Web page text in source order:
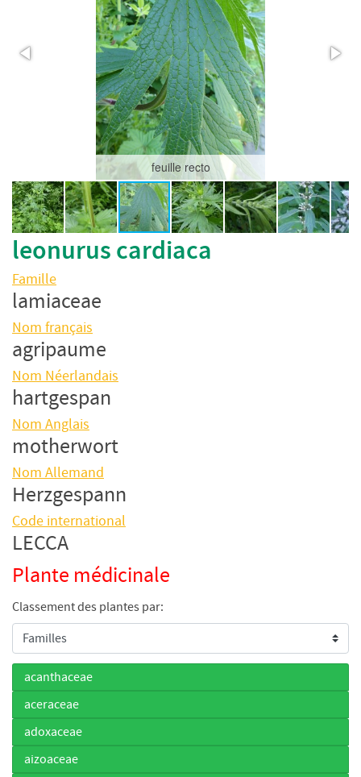
Classement des plantes par:
acanthaceae
aceraceae
adoxaceae
aizoaceae
feuille recto
leonurus cardiaca
Famille
lamiaceae
Nom français
agripaume
Nom Néerlandais
hartgespan
Nom Anglais
motherwort
Nom Allemand
Herzgespann
Code international
LECCA
Plante médicinale